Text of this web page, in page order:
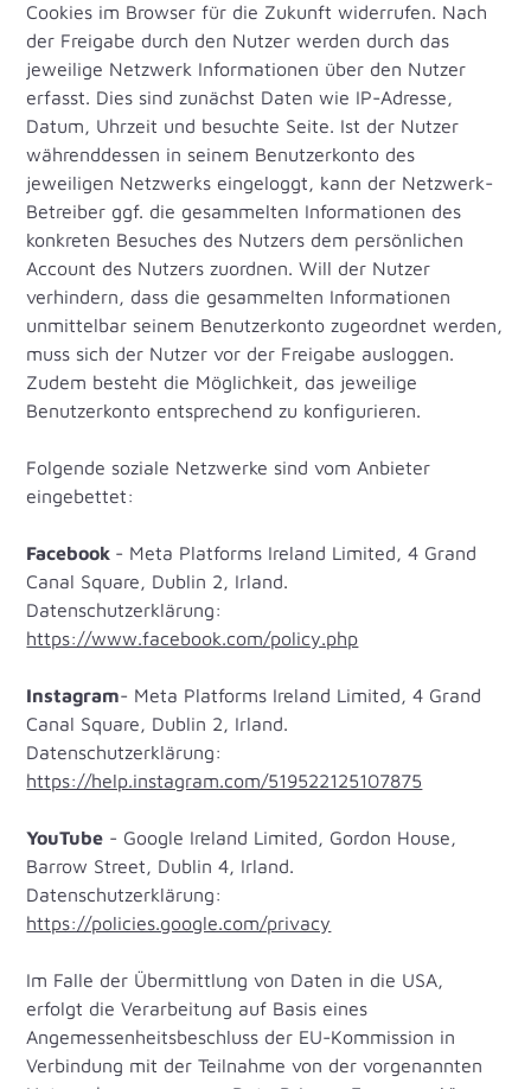
Cookies im Browser für die Zukunft widerrufen. Nach
der Freigabe durch den Nutzer werden durch das
jeweilige Netzwerk Informationen über den Nutzer
erfasst. Dies sind zunächst Daten wie IP-Adresse,
Datum, Uhrzeit und besuchte Seite. Ist der Nutzer
währenddessen in seinem Benutzerkonto des
jeweiligen Netzwerks eingeloggt, kann der Netzwerk-
Betreiber ggf. die gesammelten Informationen des
konkreten Besuches des Nutzers dem persönlichen
Account des Nutzers zuordnen. Will der Nutzer
verhindern, dass die gesammelten Informationen
unmittelbar seinem Benutzerkonto zugeordnet werden,
muss sich der Nutzer vor der Freigabe ausloggen.
Zudem besteht die Möglichkeit, das jeweilige
Benutzerkonto entsprechend zu konfigurieren.
Folgende soziale Netzwerke sind vom Anbieter
eingebettet:
Facebook - Meta Platforms Ireland Limited, 4 Grand
Canal Square, Dublin 2, Irland.
Datenschutzerklärung:
https://www.facebook.com/policy.php
Instagram- Meta Platforms Ireland Limited, 4 Grand
Canal Square, Dublin 2, Irland.
Datenschutzerklärung:
https://help.instagram.com/519522125107875
YouTube - Google Ireland Limited, Gordon House,
Barrow Street, Dublin 4, Irland.
Datenschutzerklärung:
https://policies.google.com/privacy
Im Falle der Übermittlung von Daten in die USA,
erfolgt die Verarbeitung auf Basis eines
Angemessenheitsbeschluss der EU-Kommission in
Verbindung mit der Teilnahme von der vorgenannten